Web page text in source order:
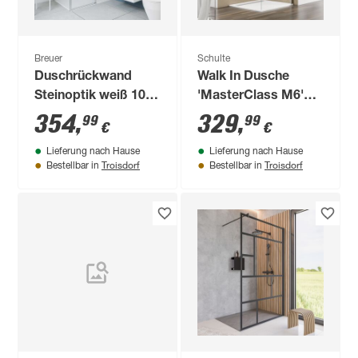
Breuer
Duschrückwand
Steinoptik weiß 100
x 210 cm
354,99 €
Lieferung nach Hause
Bestellbar in Troisdorf
Schulte
Walk In Dusche
'MasterClass M6'
teilgerahmt,
Chromoptik, 80 x
200 cm
329,99 €
Lieferung nach Hause
Bestellbar in Troisdorf